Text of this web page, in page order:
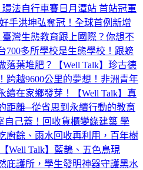
法自行車賽日月潭站 首站冠軍
手洪坤弘奪冠！全球首例新增
臺灣生態教育跟上國際？你想不
700多所學校是生態學校！跟螃
葉堆肥？【Well Talk】 珍古德
跨越9600公里的夢想！非洲青年
在家鄉發芽！【Well Talk】 真
距離─從省思到永續行動的教育
自己蓋！回收貨櫃變綠建築 學
廚餘、雨水回收再利用，百年樹
Well Talk】 藍鵲、五色鳥現
庇護所，學生發明神器守護黑水